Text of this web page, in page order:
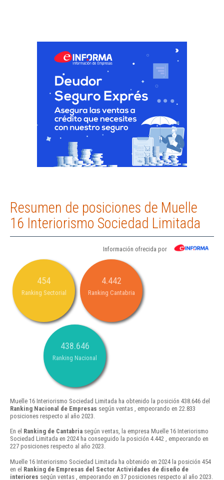
Resumen de posiciones de Muelle
16 Interiorismo Sociedad Limitada
Información ofrecida por
454
Ranking Sectorial
4.442
Ranking Cantabria
438.646
Ranking Nacional
Muelle 16 Interiorismo Sociedad Limitada ha obtenido la posición 438.646 del
Ranking Nacional de Empresas según ventas , empeorando en 22.833
posiciones respecto al año 2023.
En el Ranking de Cantabria según ventas, la empresa Muelle 16 Interiorismo
Sociedad Limitada en 2024 ha conseguido la posición 4.442 , empeorando en
227 posiciones respecto al año 2023.
Muelle 16 Interiorismo Sociedad Limitada ha obtenido en 2024 la posición 454
en el Ranking de Empresas del Sector Actividades de diseño de
interiores según ventas , empeorando en 37 posiciones respecto al año 2023.